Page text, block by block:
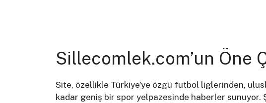
Sillecomlek.com’un Öne
Site, özellikle Türkiye’ye özgü futbol liglerinden,
kadar geniş bir spor yelpazesinde haberler sunuyor.